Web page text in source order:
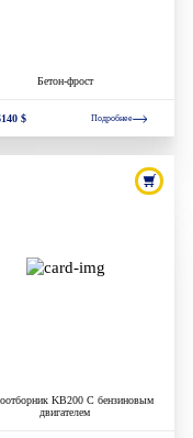
Бетон-фрост
$ Подробнее
KB200 С бензиновым
двигателем